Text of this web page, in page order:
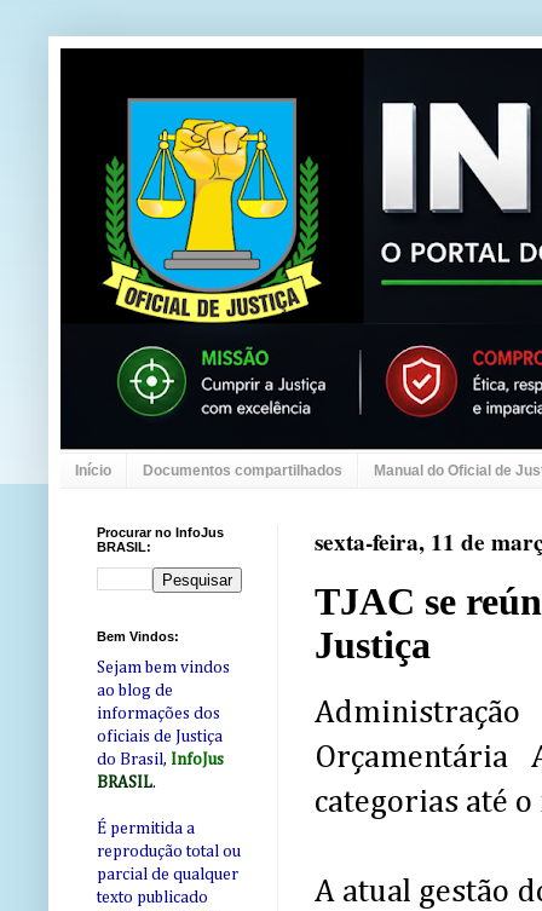
Início Documentos compartilhados Manual do Oficial de
sexta-feira, 11 de
TJAC se
Justiça
categorias até
A atual gestão
Procurar no InfoJus
BRASIL:
Bem Vindos:
Sejam bem vindos
ao blog de
informações dos
oficiais de Justiça
do Brasil, InfoJus
BRASIL.
É permitida a
reprodução total ou
parcial de qualquer
texto publicado